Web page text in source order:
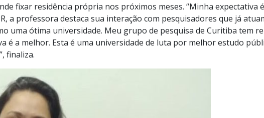
fixar residência própria nos próximos meses. “Minha expectativa
a professora destaca sua interação com pesquisadores que já
uma ótima universidade. Meu grupo de pesquisa de Curitiba
é a melhor. Esta é uma universidade de luta por melhor estudo
finaliza.